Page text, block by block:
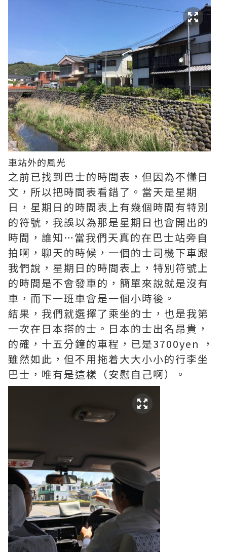
車站外的風光
之前已找到巴士的時間表，但因為不懂日
文，所以把時間表看錯了。當天是星期
日，星期日的時間表上有幾個時間有特別
的符號，我誤以為那是星期日也會開出的
時間，誰知…當我們天真的在巴士站旁自
拍啊，聊天的時候，一個的士司機下車跟
我們說，星期日的時間表上，特別符號上
的時間是不會發車的，簡單來說就是沒有
車，而下一班車會是一個小時後。
結果，我們就選擇了乘坐的士，也是我第
一次在日本搭的士。日本的士出名昂貴，
的確，十五分鐘的車程，已是3700yen ，
雖然如此，但不用拖着大大小小的行李坐
巴士，唯有是這樣（安慰自己啊）。